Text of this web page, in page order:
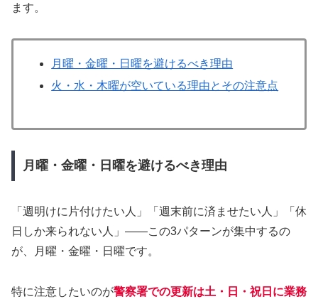
ます。
月曜・金曜・日曜を避けるべき理由
火・水・木曜が空いている理由とその注意点
月曜・金曜・日曜を避けるべき理由
「週明けに片付けたい人」「週末前に済ませたい人」「休
日しか来られない人」——この3パターンが集中するの
が、月曜・金曜・日曜です。
特に注意したいのが警察署での更新は土・日・祝日に業務